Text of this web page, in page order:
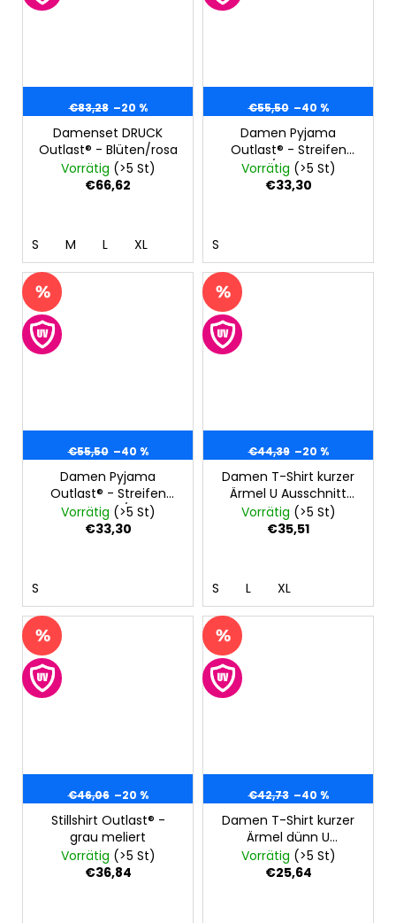
€83,28 –20 %
Damenset DRUCK
Outlast® - Blüten/rosa
Vorrätig (>5 St)
€66,62
S M L XL
€55,50 –40 %
Damen Pyjama
Outlast® - Streifen
pfirsich/grau meliert
Vorrätig (>5 St)
€33,30
S
€55,50 –40 %
Damen Pyjama
Outlast® - Streifen
rosabordeaux/dunkelrosa
Vorrätig (>5 St)
€33,30
S
€44,39 –20 %
Damen T-Shirt kurzer
Ärmel U Ausschnitt
Outlast® - dunkelgrau
meliert
Vorrätig (>5 St)
€35,51
S L XL
€46,06 –20 %
Stillshirt Outlast® -
grau meliert
Vorrätig (>5 St)
€36,84
€42,73 –40 %
Damen T-Shirt kurzer
Ärmel dünn U
Ausschnitt Outlast® -
dunkelrosa
Vorrätig (>5 St)
€25,64